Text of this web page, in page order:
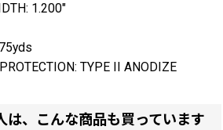
1.200"
TYPE II ANODIZE
は、こんな商品も買っています